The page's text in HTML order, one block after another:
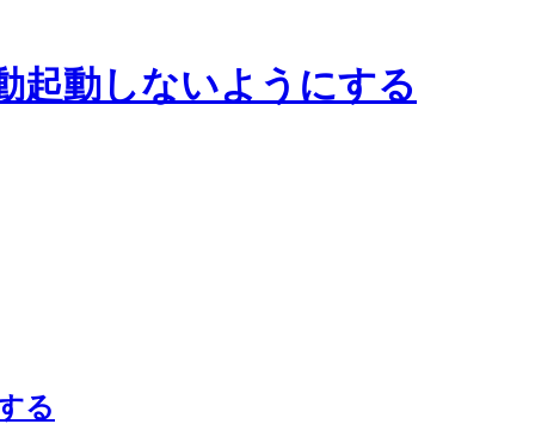
起動しないようにする
る